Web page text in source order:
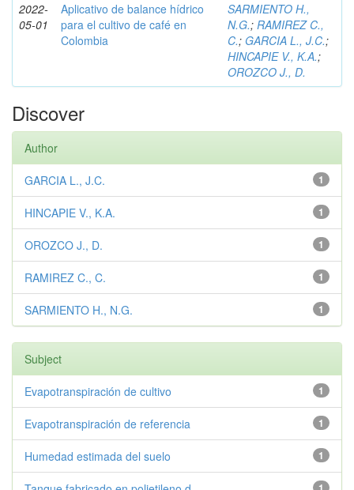
2022-
05-01
Aplicativo de balance hídrico
para el cultivo de café en
Colombia
SARMIENTO H.,
N.G.; RAMIREZ C.,
C.; GARCIA L., J.C.;
HINCAPIE V., K.A.;
OROZCO J., D.
Discover
Author
1
GARCIA L., J.C.
1
HINCAPIE V., K.A.
1
OROZCO J., D.
1
RAMIREZ C., C.
1
SARMIENTO H., N.G.
Subject
1
Evapotranspiración de cultivo
1
Evapotranspiración de referencia
1
Humedad estimada del suelo